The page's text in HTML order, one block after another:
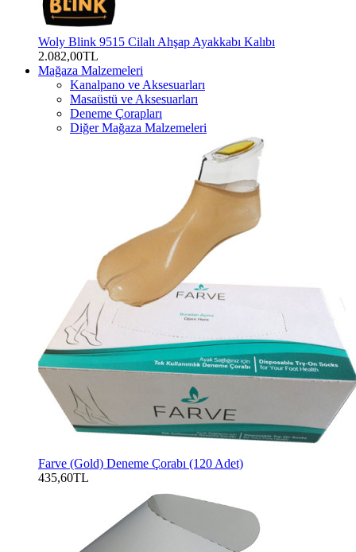
Woly Blink 9515 Cilalı Ahşap Ayakkabı Kalıbı
2.082,00TL
Mağaza Malzemeleri
Kanalpano ve Aksesuarları
Masaüstü ve Aksesuarları
Deneme Çorapları
Diğer Mağaza Malzemeleri
Farve (Gold) Deneme Çorabı (120 Adet)
435,60TL